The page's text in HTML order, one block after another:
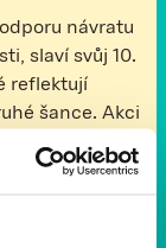
návratu
slaví svůj 10.
reflektují
šance. Akci
Petr
vězněných